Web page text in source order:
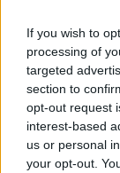
If you wish to
processing of
targeted
section to
opt-out request
interest-based
us or personal
your opt-out.
A
magyar